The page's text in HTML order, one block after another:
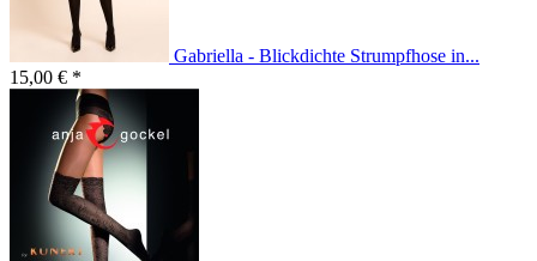
Gabriella - Blickdichte Strumpfhose in...
15,00 € *